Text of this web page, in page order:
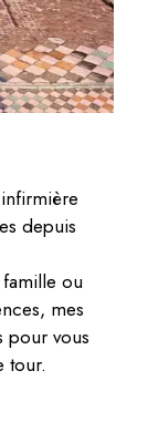
depuis
ou
mes
pour vous
tour.